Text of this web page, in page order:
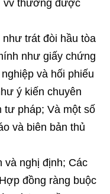
vv thường được
trát đòi hầu tòa
như giấy chứng
và hối phiếu
ý kiến ​​chuyên
tư pháp; Và một số
và biên bản thủ
và nghị định; Các
đồng ràng buộc